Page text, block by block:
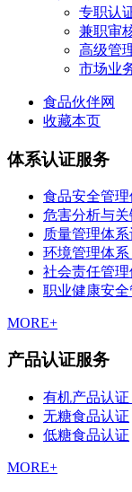
专职认
兼职审
高级管
市场业
食品伙伴网
收藏本页
体系认证服务
食品安全管理
危害分析与关
质量管理体系
环境管理体系
社会责任管理
职业健康安全
MORE+
产品认证服务
有机产品认证
无糖食品认证
低糖食品认证
MORE+